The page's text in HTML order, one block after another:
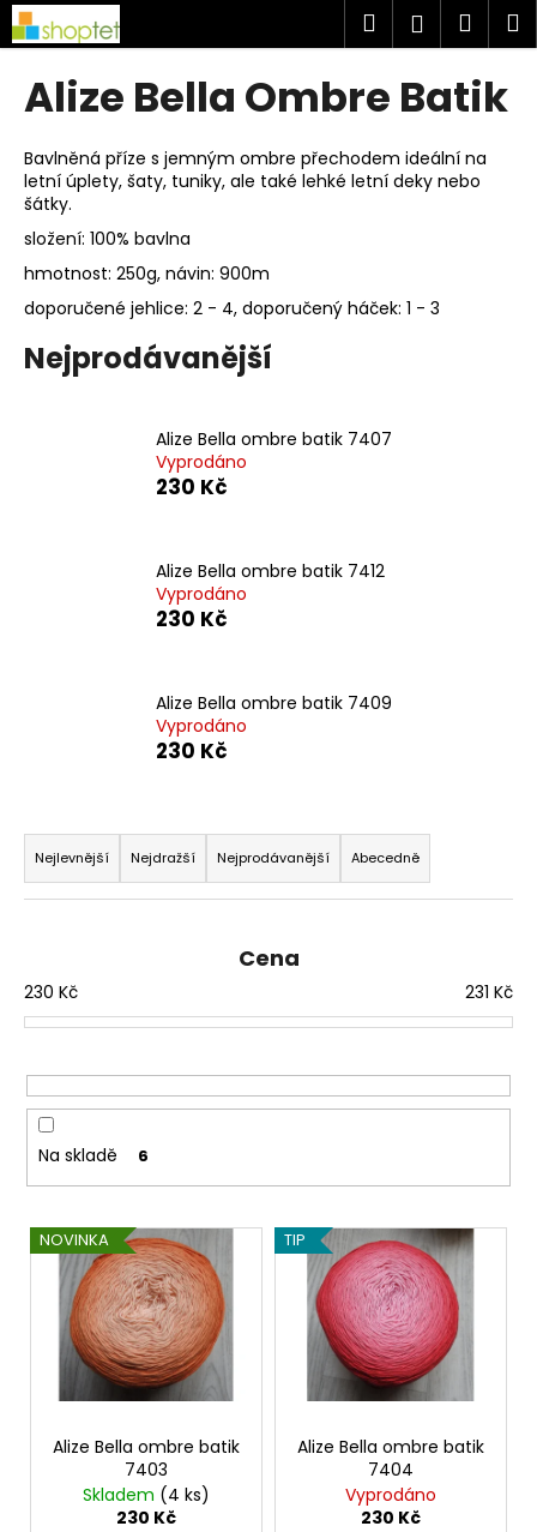
Přejít
na
obsah
Hledat
Alize Bella Ombre Batik
Bavlněná příze s jemným ombre přechodem ideální na
letní úplety, šaty, tuniky, ale také lehké letní deky nebo
šátky.
složení: 100% bavlna
hmotnost: 250g, návin: 900m
doporučené jehlice: 2 - 4, doporučený háček: 1 - 3
Nejprodávanější
Alize Bella ombre batik 7407
Vyprodáno
230 Kč
Alize Bella ombre batik 7412
Vyprodáno
230 Kč
Alize Bella ombre batik 7409
Vyprodáno
230 Kč
Ř
a
z
í
p
o
d
u
k
ů
Nejlevnější Nejdražší Nejprodávanější Abecedně
Cena
230 Kč 231 Kč
Na skladě 6
V
ý
NOVINKA
Alize Bella ombre batik
7403
Skladem (4 ks)
230 Kč
TIP
Alize Bella ombre batik
7404
Vyprodáno
230 Kč
K
o
o
p
o
t
ř
e
b
u
o
r
č
u
m
HIMALAYA
DOLPHIN
BABY
80331